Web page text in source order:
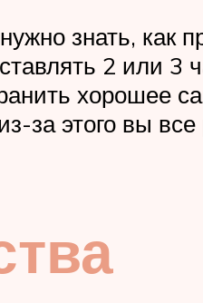
знать, как
2 или 3
хорошее
за этого вы все